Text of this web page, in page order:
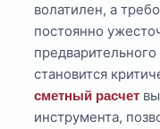
волатилен, а
постоянно
становится
сметный расчет
инструмента,